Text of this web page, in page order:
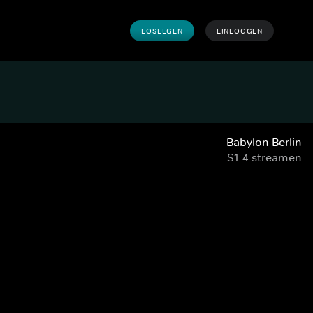
LOSLEGEN EINLOGGEN
Babylon Berlin
S1-4 streamen